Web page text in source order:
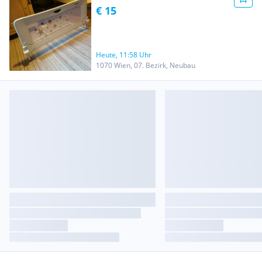
€ 15
Heute, 11:58 Uhr
1070 Wien, 07. Bezirk, Neubau